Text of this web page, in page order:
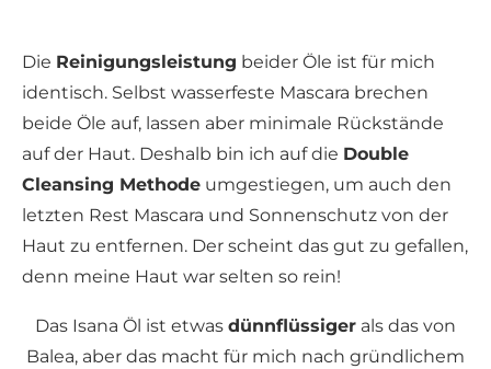
Die Reinigungsleistung beider Öle ist für mich
identisch. Selbst wasserfeste Mascara brechen
beide Öle auf, lassen aber minimale Rückstände
auf der Haut. Deshalb bin ich auf die Double
Cleansing Methode umgestiegen, um auch den
letzten Rest Mascara und Sonnenschutz von der
Haut zu entfernen. Der scheint das gut zu gefallen,
denn meine Haut war selten so rein!
Das Isana Öl ist etwas dünnflüssiger als das von
Balea, aber das macht für mich nach gründlichem